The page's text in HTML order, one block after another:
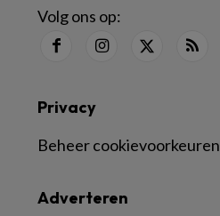
Volg ons op:
Adverteren
Privacy
Beheer cookievoorkeuren